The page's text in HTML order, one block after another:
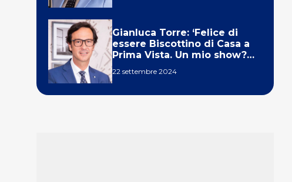
Gianluca Torre: ‘Felice di
essere Biscottino di Casa a
Prima Vista. Un mio show?
22 settembre 2024